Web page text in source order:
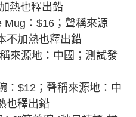
熱也釋出鉛
Mug：$16；聲稱來源
不加熱也釋出鉛
來源地：中國；測試發
：$12；聲稱來源地：中
也釋出鉛